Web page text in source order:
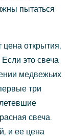
пытаться
открытия,
это свеча
медвежьих
три
свеча.
и ее цена